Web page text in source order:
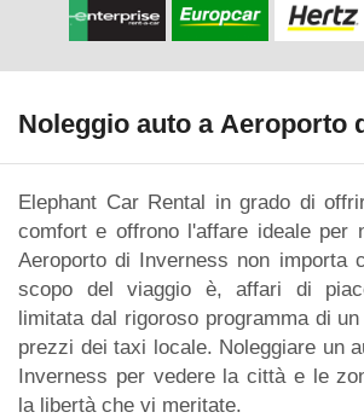
Noleggio auto a Aeroporto
Elephant Car Rental in grado di
comfort e offrono l'affare ideale per
Aeroporto di Inverness non importa
scopo del viaggio è, affari di
limitata dal rigoroso programma di
prezzi dei taxi locale. Noleggiare un
Inverness per vedere la città e le
la libertà che vi meritate.